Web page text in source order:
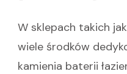
W sklepach takich
wiele środków
kamienia baterii